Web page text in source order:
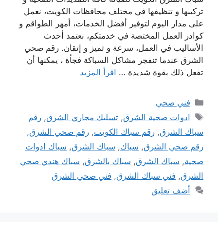
تركيبها و تنظيفها في مختلف محافظات الكويت، نعمل
على مدار اليوم لتوفير أفضل الخدمات، أمهر الطواقم و
كوادر العمل المختصة في خدمتكم، نعتمد أحدث
الأساليب في العمل، سرعة و تميز و إتقان. رقم صحي
الشرق عندما تنفجر مشاكل السباكة فجأة ، يمكنها أن
تفعل ذلك بقوة شديدة … اقرأ المزيد
التصنيفات
فني صحي
الوسوم
ادوات صحية الشرق,تسليك مجاري الشرق,رقم
سباك الشرق, رقم سباك الكويت, رقم صحي الشرق,
رقم صحي الشرق, سباك, سباك الشرق, سباك ادوات
صحية, سباك الشرق, سباك بالشرق, سباك هندي صحي
الشرق, فني سباك الشرق, فني صحي الشرق
أضف تعليق